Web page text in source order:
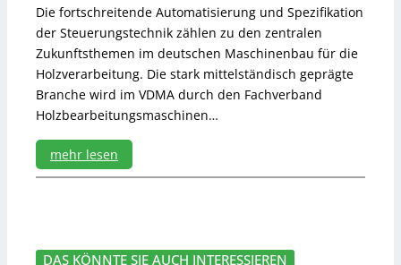
i
n
d
r
S
c
e
i
e
Die fortschreitende Automatisierung und Spezifikation
der Steuerungstechnik zählen zu den zentralen
Zukunftsthemen im deutschen Maschinenbau für die
Holzverarbeitung. Die stark mittelständisch geprägte
Branche wird im VDMA durch den Fachverband
Holzbearbeitungsmaschinen…
mehr lesen
:
DAS KÖNNTE SIE AUCH INTERESSIEREN